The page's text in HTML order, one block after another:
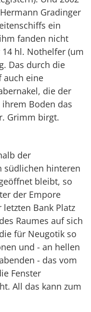
Gradinger
ein
fanden nicht
hl. Nothelfer (um
Das durch die
auch eine
die der
Boden das
Grimm birgt.
der
südlichen hinteren
bleibt, so
der Empore
Bank Platz
Raumes auf sich
für Neugotik so
und - an hellen
- das vom
Fenster
All das kann zum